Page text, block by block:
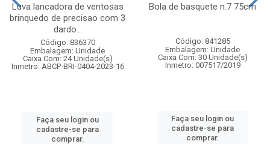
Luva lancadora de ventosas
brinquedo de precisao com 3
dardo...
Código: 836370
Embalagem: Unidade
Caixa Com: 24 Unidade(s)
Inmetro: ABCP-BRI-0404-2023-16
Faça seu login ou
cadastre-se para
comprar.
Bola de basquete n.7 75cm
Código: 841285
Embalagem: Unidade
Caixa Com: 30 Unidade(s)
Inmetro: 007517/2019
Faça seu login ou
cadastre-se para
comprar.